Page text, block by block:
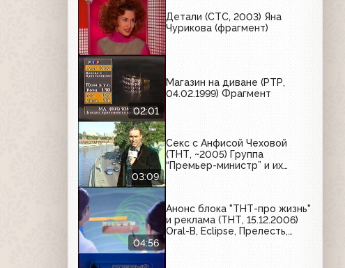
Детали (СТС, 2003) Яна
Чурикова (фрагмент)
02:01
Магазин на диване (РТР,
04.02.1999) Фрагмент
03:09
Секс с Анфисой Чеховой
(ТНТ, ~2005) Группа
“Премьер-министр” и их
04:56
Анонс блока "ТНТ-про жизнь"
и реклама (ТНТ, 15.12.2006)
Oral-B, Eclipse, Прелесть,